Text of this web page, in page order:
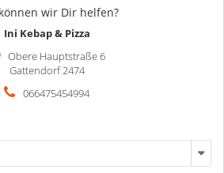
wir Dir helfen?
Ini Kebap & Pizza
Obere Hauptstraße 6
Gattendorf 2474
066475454994